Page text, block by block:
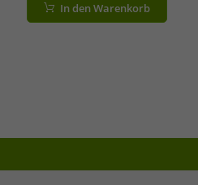
In den Warenkorb